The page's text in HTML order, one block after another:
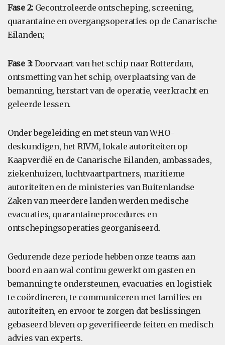
Fase 2:Gecontroleerde ontscheping, screening,
quarantaine en overgangsoperaties op de Canarische
Eilanden;
Fase 3:Doorvaart van het schip naar Rotterdam,
ontsmetting van het schip, overplaatsing van de
bemanning, herstart van de operatie, veerkracht en
geleerde lessen.
Onder begeleiding en met steun van WHO-
deskundigen, het RIVM, lokale autoriteiten op
Kaapverdië en de Canarische Eilanden, ambassades,
ziekenhuizen, luchtvaartpartners, maritieme
autoriteiten en de ministeries van Buitenlandse
Zaken van meerdere landen werden medische
evacuaties, quarantaineprocedures en
ontschepingsoperaties georganiseerd.
Gedurende deze periode hebben onze teams aan
boord en aan wal continu gewerkt om gasten en
bemanning te ondersteunen, evacuaties en logistiek
te coördineren, te communiceren met families en
autoriteiten, en ervoor te zorgen dat beslissingen
gebaseerd bleven op geverifieerde feiten en medisch
advies van experts.